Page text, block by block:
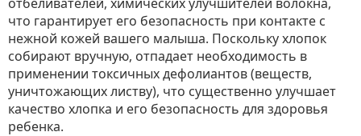
что гарантирует его безопасность при контакте с
нежной кожей вашего малыша. Поскольку хлопок
собирают вручную, отпадает необходимость в
применении токсичных дефолиантов (веществ,
уничтожающих листву), что существенно улучшает
качество хлопка и его безопасность для здоровья
ребенка.